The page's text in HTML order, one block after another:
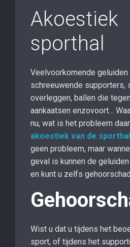
Akoestiek
sporthal
Veelvoorkomende
schreeuwende supporters,
overleggen, ballen die
aankaatsen enzovoort…
nu, wat is het probleem
akoestiek van de sporthal
geen probleem, maar
geval is kunnen de
en kunt u zelfs
Wist u dat u tijdens het
sport, of tijdens het